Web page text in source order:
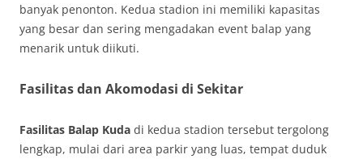
banyak penonton. Kedua stadion ini memiliki kapasitas
yang besar dan sering mengadakan event balap yang
menarik untuk diikuti.
Fasilitas dan Akomodasi di Sekitar
Fasilitas Balap Kuda di kedua stadion tersebut tergolong
lengkap, mulai dari area parkir yang luas, tempat duduk